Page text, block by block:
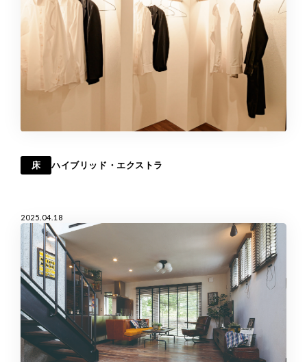
床 ハイブリッド・エクストラ
2025.04.18